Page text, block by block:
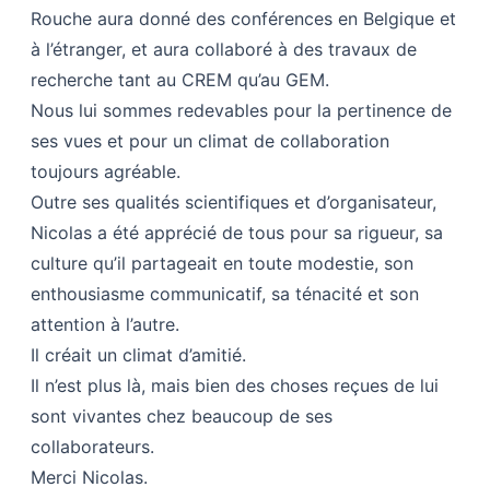
Rouche aura donné des conférences en Belgique et
à l’étranger, et aura collaboré à des travaux de
recherche tant au CREM qu’au GEM.
Nous lui sommes redevables pour la pertinence de
ses vues et pour un climat de collaboration
toujours agréable.
Outre ses qualités scientifiques et d’organisateur,
Nicolas a été apprécié de tous pour sa rigueur, sa
culture qu’il partageait en toute modestie, son
enthousiasme communicatif, sa ténacité et son
attention à l’autre.
Il créait un climat d’amitié.
Il n’est plus là, mais bien des choses reçues de lui
sont vivantes chez beaucoup de ses
collaborateurs.
Merci Nicolas.